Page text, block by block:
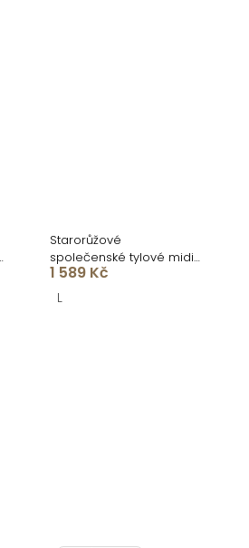
Starorůžové
společenské tylové midi
šaty SOLAVIE
1 589 Kč
L